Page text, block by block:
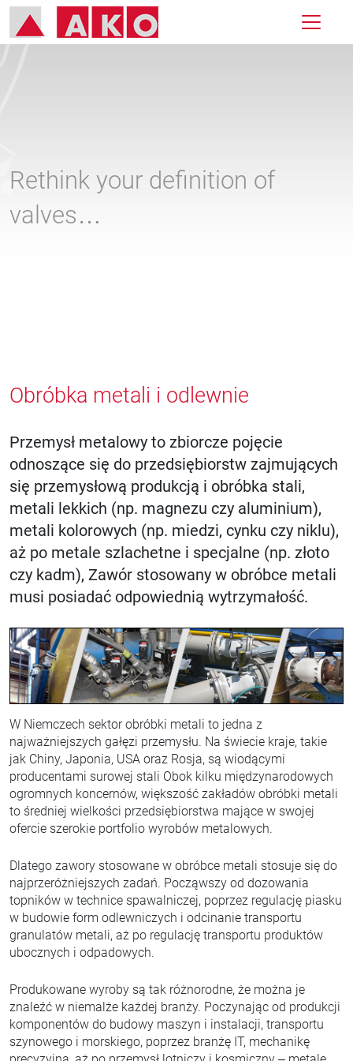
Rethink your definition of
valves…
Obróbka metali i odlewnie
Przemysł metalowy to zbiorcze pojęcie
odnoszące się do przedsiębiorstw zajmujących
się przemysłową produkcją i obróbka stali,
metali lekkich (np. magnezu czy aluminium),
metali kolorowych (np. miedzi, cynku czy niklu),
aż po metale szlachetne i specjalne (np. złoto
czy kadm), Zawór stosowany w obróbce metali
musi posiadać odpowiednią wytrzymałość.
W Niemczech sektor obróbki metali to jedna z
najważniejszych gałęzi przemysłu. Na świecie kraje, takie
jak Chiny, Japonia, USA oraz Rosja, są wiodącymi
producentami surowej stali Obok kilku międzynarodowych
ogromnych koncernów, większość zakładów obróbki metali
to średniej wielkości przedsiębiorstwa mające w swojej
ofercie szerokie portfolio wyrobów metalowych.
Dlatego zawory stosowane w obróbce metali stosuje się do
najprzeróżniejszych zadań. Począwszy od dozowania
topników w technice spawalniczej, poprzez regulację piasku
w budowie form odlewniczych i odcinanie transportu
granulatów metali, aż po regulację transportu produktów
ubocznych i odpadowych.
Produkowane wyroby są tak różnorodne, że można je
znaleźć w niemalże każdej branży. Poczynając od produkcji
komponentów do budowy maszyn i instalacji, transportu
szynowego i morskiego, poprzez branżę IT, mechanikę